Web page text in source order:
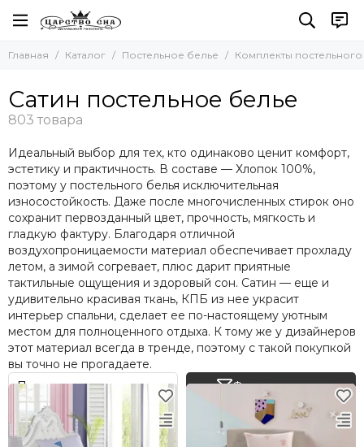
Постельное белье
Комплекты постельного белья
GRAZIE HOME
GELIN
TIVOLYO HOME постельное белье
SOFI De MARCO постельное белье
Белое постельное белье
Тип ткани
Тип ткани
Печатный сатин
Тенсель (Tencel) постельное белье
Фланель | Постельное белье
Бамбук | Постельное белье
Жаккард-сатин постельное белье
Сатин-шелк (жатка)
Сатин делюкс | Постельное белье
Египетский хлопок постельное белье
Лен с хлопком
Комплект с покрывалом
Комплект с одеялом
Простыни без резинки
Простыни на резинке
Простыни махровые
Пододеяльники
Наволочки
Комплект простыня и наволочки
Детское постельное белье
Главная Каталог Постельное белье Комплекты
Сатин постельное белье
Идеальный выбор для тех, кто одинаково ценит комфорт,
эстетику и практичность. В составе — Хлопок 100%,
поэтому у постельного белья исключительная
износостойкость. Даже после многочисленных стирок оно
сохранит первозданный цвет, прочность, мягкость и
гладкую фактуру. Благодаря отличной
воздухопроницаемости материал обеспечивает прохладу
летом, а зимой согревает, плюс дарит приятные
тактильные ощущения и здоровый сон. Сатин — еще и
удивительно красивая ткань, КПБ из нее украсит
интерьер спальни, сделает ее по-настоящему уютным
местом для полноценного отдыха. К тому же у дизайнеров
этот материал всегда в тренде, поэтому с такой покупкой
вы точно не прогадаете.
Фильтр товаров